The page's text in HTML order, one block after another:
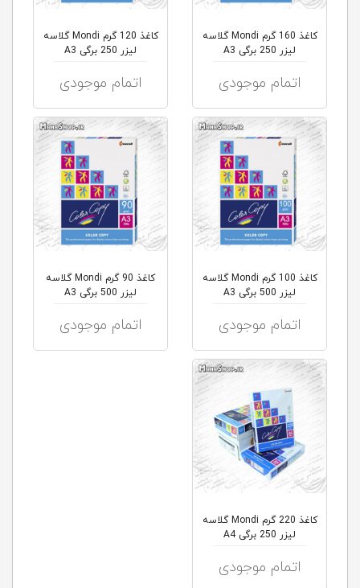
کاغذ 160 گرم Mondi گلاسه
لیزر 250 برگی A3
اتمام موجودی
کاغذ 120 گرم Mondi گلاسه
لیزر 250 برگی A3
اتمام موجودی
کاغذ 100 گرم Mondi گلاسه
لیزر 500 برگی A3
اتمام موجودی
کاغذ 90 گرم Mondi گلاسه
لیزر 500 برگی A3
اتمام موجودی
کاغذ 220 گرم Mondi گلاسه
لیزر 250 برگی A4
اتمام موجودی